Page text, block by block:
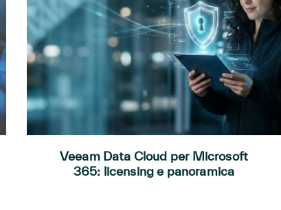
Veeam Data Cloud per Microsoft
365: licensing e panoramica